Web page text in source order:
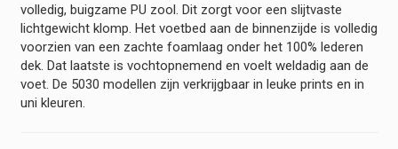
volledig, buigzame PU zool. Dit zorgt voor een slijtvaste
lichtgewicht klomp. Het voetbed aan de binnenzijde is volledig
voorzien van een zachte foamlaag onder het 100% lederen
dek. Dat laatste is vochtopnemend en voelt weldadig aan de
voet. De 5030 modellen zijn verkrijgbaar in leuke prints en in
uni kleuren.